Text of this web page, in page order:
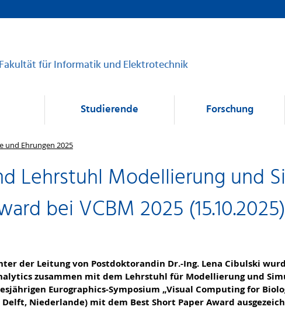
Fakultät für Informatik und Elektrotechnik
Studierende Forschung
und Ehrungen 2025
Lehrstuhl Modellierung und
bei VCBM 2025 (15.10.2025)
der Leitung von Postdoktorandin Dr.-Ing. Lena Cibulski
zusammen mit dem Lehrstuhl für Modellierung und
Eurographics-Symposium „Visual Computing for
Delft, Niederlande) mit dem Best Short Paper Award